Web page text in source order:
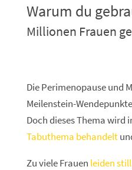
Warum du
Millionen Frauen
Die Perimenopause und
Meilenstein-
Doch dieses Thema wird
Tabuthema behandelt
Zu viele Frauen leiden